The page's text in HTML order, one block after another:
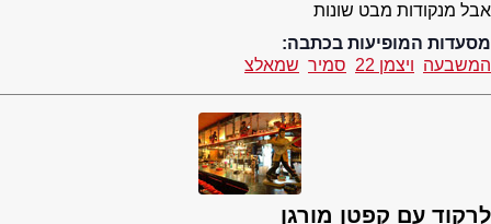
אבל מנקודות מבט שונות
מסעדות המופיעות בכתבה:
המשבעה ויצמן 22 סמיר שמאלצ
לרקוד עם קפטן מורגן